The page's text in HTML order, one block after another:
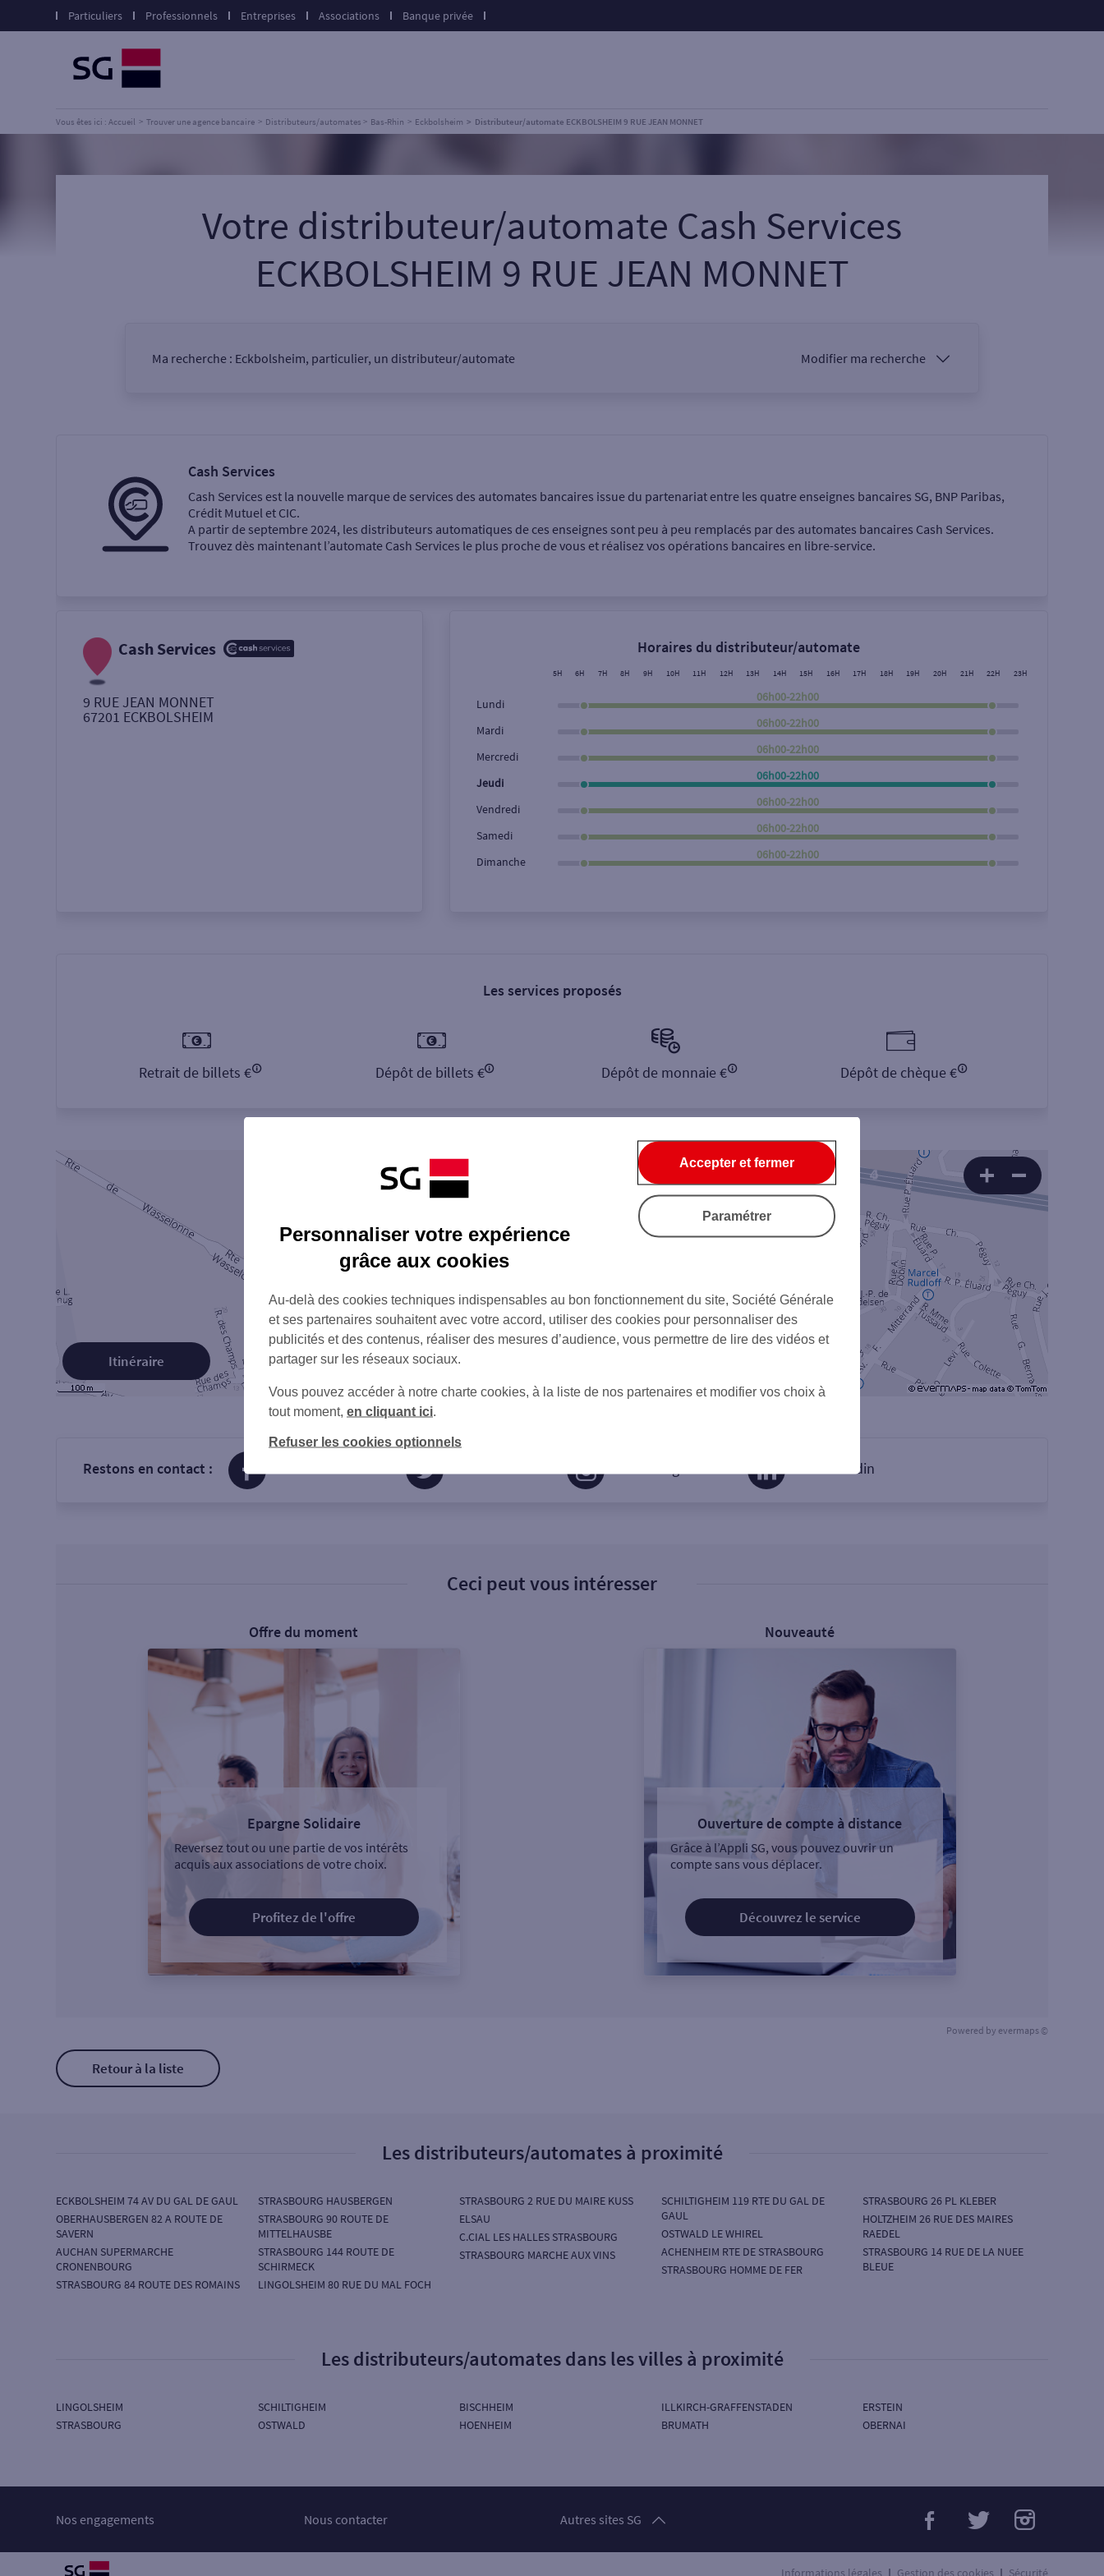
Particuliers Professionnels Entreprises Associations Banque privée
Vous êtes ici : Accueil Trouver une agence bancaire Distributeurs/automates Bas-Rhin Eckbolsheim Distributeur/automate ECKBOLSHEIM 9 RUE JEAN MONNET
Votre distributeur/automate Cash Services
ECKBOLSHEIM 9 RUE JEAN MONNET
Ma recherche : Eckbolsheim, particulier, un distributeur/automate Modifier ma recherche
Ma recherche
Retrait de billets €
Retrait de monnaie €
Rue Rechercher
Cash Services
Cash Services est la nouvelle marque de services des automates bancaires issue du partenariat entre les quatre enseignes bancaires SG, BNP Paribas,
Crédit Mutuel et CIC.
A partir de septembre 2024, les distributeurs automatiques de ces enseignes sont peu à peu remplacés par des automates bancaires Cash Services.
Trouvez dès maintenant l’automate Cash Services le plus proche de vous et réalisez vos opérations bancaires en libre-service.
Cash Services
9 RUE JEAN MONNET
67201 ECKBOLSHEIM
Horaires du distributeur/automate
5H 6H 7H 8H 9H 10H 11H 12H 13H 14H 15H 16H 17H 18H 19H 20H 21H 22H 23H
Lundi
06h00-22h00
Mardi
06h00-22h00
Mercredi
06h00-22h00
Jeudi
06h00-22h00
Vendredi
06h00-22h00
Samedi
06h00-22h00
Dimanche
06h00-22h00
Les services proposés
Retrait de billets € Dépôt de billets € Dépôt de monnaie € Dépôt de chèque €
Itinéraire
Restons en contact : sur Linkedin
Ceci peut vous intéresser
Offre du moment
Epargne Solidaire
Reversez tout ou une partie de vos intérêts
acquis aux associations de votre choix.
Profitez de l'offre
Nouveauté
Ouverture de compte à distance
Grâce à l’Appli SG, vous pouvez ouvrir un
compte sans vous déplacer.
Découvrez le service
Powered by evermaps ©
Retour à la liste
Les distributeurs/automates à proximité
ECKBOLSHEIM 74 AV DU GAL DE GAUL
OBERHAUSBERGEN 82 A ROUTE DE
SAVERN
AUCHAN SUPERMARCHE
CRONENBOURG
STRASBOURG 84 ROUTE DES ROMAINS
STRASBOURG HAUSBERGEN
STRASBOURG 90 ROUTE DE
MITTELHAUSBE
STRASBOURG 144 ROUTE DE
SCHIRMECK
LINGOLSHEIM 80 RUE DU MAL FOCH
STRASBOURG 2 RUE DU MAIRE KUSS
ELSAU
C.CIAL LES HALLES STRASBOURG
STRASBOURG MARCHE AUX VINS
SCHILTIGHEIM 119 RTE DU GAL DE
GAUL
OSTWALD LE WHIREL
ACHENHEIM RTE DE STRASBOURG
STRASBOURG HOMME DE FER
STRASBOURG 26 PL KLEBER
HOLTZHEIM 26 RUE DES MAIRES
RAEDEL
STRASBOURG 14 RUE DE LA NUEE
BLEUE
Les distributeurs/automates dans les villes à proximité
LINGOLSHEIM
STRASBOURG
SCHILTIGHEIM
OSTWALD
BISCHHEIM
HOENHEIM
ILLKIRCH-GRAFFENSTADEN
BRUMATH
ERSTEIN
OBERNAI
Nos engagements Nous contacter Autres sites SG
Informations légales Gestion des cookies Sécurité
Personnaliser votre expérience
grâce aux cookies
Au-delà des cookies techniques indispensables au bon fonctionnement du site, Société Générale
et ses partenaires souhaitent avec votre accord, utiliser des cookies pour personnaliser des
publicités et des contenus, réaliser des mesures d’audience, vous permettre de lire des vidéos et
partager sur les réseaux sociaux.
Vous pouvez accéder à notre charte cookies, à la liste de nos partenaires et modifier vos choix à
tout moment, en cliquant ici
Refuser les cookies optionnels
Accepter et fermer
Paramétrer